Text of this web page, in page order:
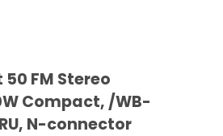
FM Stereo
Compact, /WB-
RU, N-connector